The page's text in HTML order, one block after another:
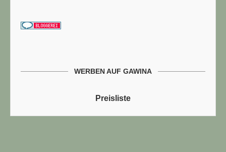
WERBEN AUF GAWINA
Preisliste